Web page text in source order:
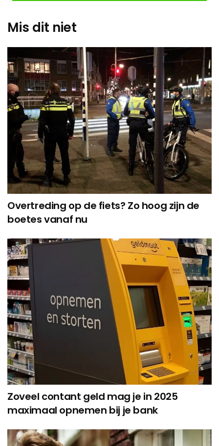
Mis dit niet
Overtreding op de fiets? Zo hoog zijn de
boetes vanaf nu
Zoveel contant geld mag je in 2025
maximaal opnemen bij je bank